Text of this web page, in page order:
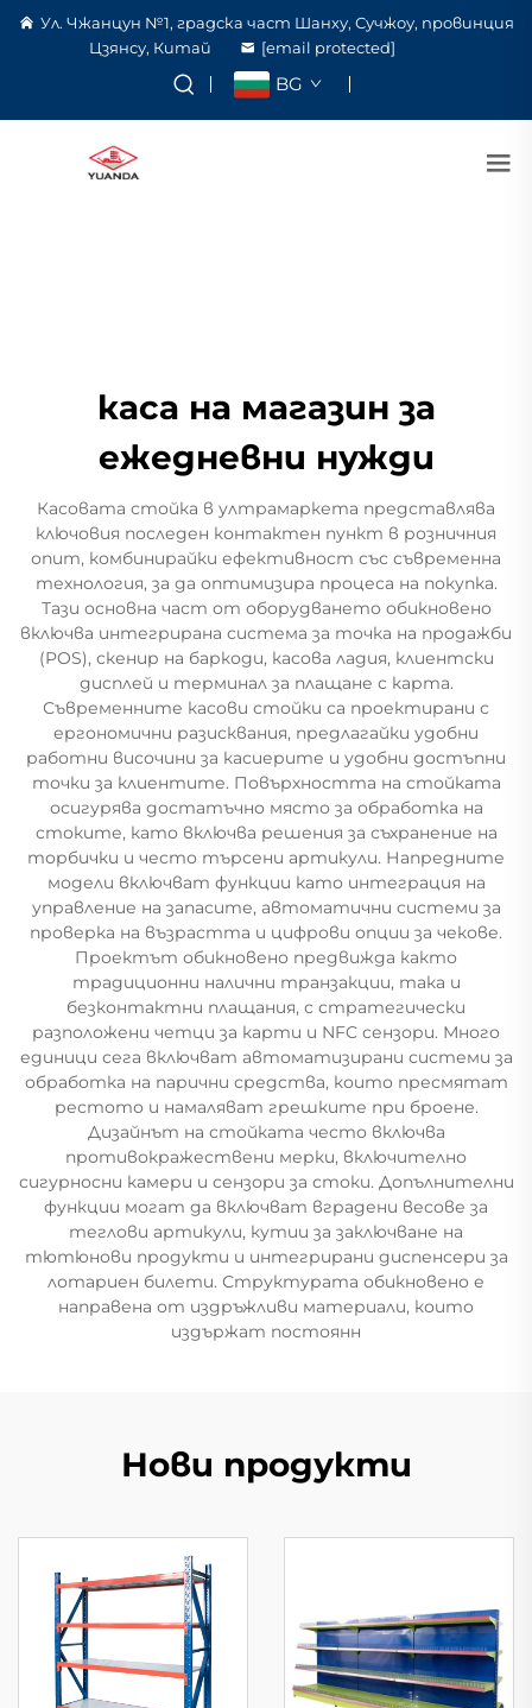
Ул. Чжанцун №1, градска част Шанху, Сучжоу, провинция
Цзянсу, Китай
[email protected]
BG
каса на магазин за
ежедневни нужди
Касовата стойка в ултрамаркета представлява
ключовия последен контактен пункт в розничния
опит, комбинирайки ефективност със съвременна
технология, за да оптимизира процеса на покупка.
Тази основна част от оборудването обикновено
включва интегрирана система за точка на продажби
(POS), скенир на баркоди, касова ладия, клиентски
дисплей и терминал за плащане с карта.
Съвременните касови стойки са проектирани с
ергономични разисквания, предлагайки удобни
работни височини за касиерите и удобни достъпни
точки за клиентите. Повърхността на стойката
осигурява достатъчно място за обработка на
стоките, като включва решения за съхранение на
торбички и често търсени артикули. Напредните
модели включват функции като интеграция на
управление на запасите, автоматични системи за
проверка на възрастта и цифрови опции за чекове.
Проектът обикновено предвижда както
традиционни налични транзакции, така и
безконтактни плащания, с стратегически
разположени четци за карти и NFC сензори. Много
единици сега включват автоматизирани системи за
обработка на парични средства, които пресмятат
рестото и намаляват грешките при броене.
Дизайнът на стойката често включва
противокражествени мерки, включително
сигурносни камери и сензори за стоки. Допълнителни
функции могат да включват вградени весове за
теглови артикули, кутии за заключване на
тютюнови продукти и интегрирани диспенсери за
лотариен билети. Структурата обикновено е
направена от издръжливи материали, които
издържат постоянн
Нови продукти